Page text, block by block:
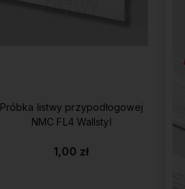
Próbka listwy przypodłogowej
NMC FL4 Wallstyl
1,00 zł